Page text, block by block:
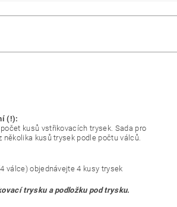
(!):
kusů vstřikovacích trysek. Sada pro
několika kusů trysek podle počtu válců.
válce) objednávejte 4 kusy trysek
trysku a podložku pod trysku.